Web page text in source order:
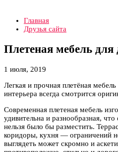
Главная
Друзья сайта
Плетеная мебель для
1 июля, 2019
Легкая и прочная плетёная
интерьера всегда смотрится
Современная плетеная мебель
удивительна и разнообразная,
нельзя было бы разместить.
коридоры, кухня — ограничений
выглядеть может скромно и